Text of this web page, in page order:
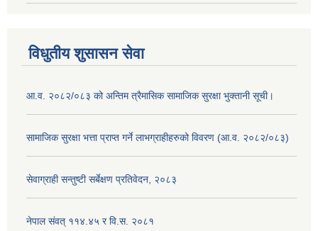
विधुतीय शुसासन सेवा
आ.व. २०८२/०८३ को अन्तिम त्रैमासिक सामाजिक सुरक्षा भुक्तानी सूची।
सामाजिक सुरक्षा भत्ता प्राप्त गर्ने लाभग्राहीहरुको विवरण (आ.व. २०८२/०८३)
सेवाग्राही सन्तुष्टी सर्बेक्षण प्रतिवेदन, २०८३
नेपाल संवत् ११४.४५ र वि.स. २०८१